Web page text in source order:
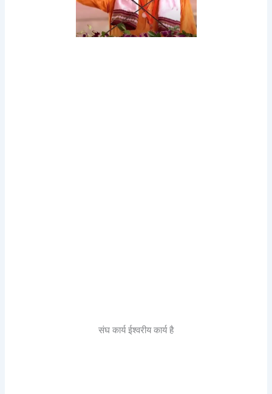
संघ कार्य ईश्वरीय कार्य है